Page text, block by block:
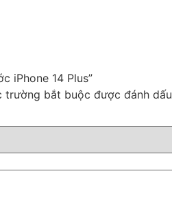
iPhone 14 Plus”
trường bắt buộc được đánh dấu